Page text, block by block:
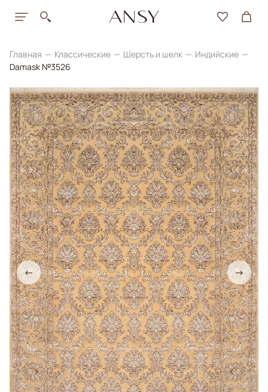
Главная Классические Шерсть и шелк
Индийские
Damask №3526
← →